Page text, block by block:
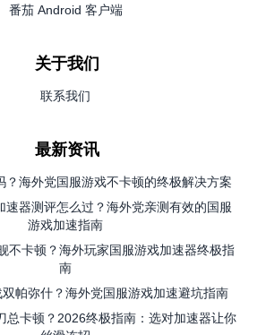
番茄 Android 客户端
关于我们
联系我们
最新资讯
？海外党国服游戏不卡顿的终极解决方案
速器测评怎么过？海外党亲测有效的国服
游戏加速指南
不卡顿？海外玩家国服游戏加速器终极指
南
帕弥什？海外党国服游戏加速避坑指南
总卡顿？2026终极指南：选对加速器让你